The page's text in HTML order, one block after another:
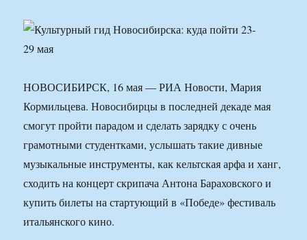
НОВОСИБИРСК, 16 мая — РИА Новости, Мария
Кормильцева. Новосибирцы в последней декаде мая
смогут пройти парадом и сделать зарядку с очень
грамотными студентками, услышать такие дивные
музыкальные инструменты, как кельтская арфа и ханг,
сходить на концерт скрипача Антона Бараховского и
купить билеты на стартующий в «Победе» фестиваль
итальянского кино.